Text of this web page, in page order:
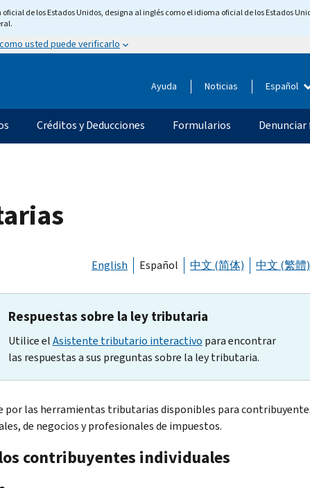
de los Estados Unidos, designa al inglés como el idioma oficial de los Estados
usted puede verificarlo
Ayuda Noticias Español
Créditos y Deducciones Formularios Denunciar
English Español 中文 (简体) 中文 (繁體)
Respuestas sobre la ley tributaria
Utilice elAsistente tributario interactivo para encontrar
las respuestas a sus preguntas sobre la ley tributaria.
por las herramientas tributarias disponibles para
de negocios y profesionales de impuestos.
contribuyentes individuales